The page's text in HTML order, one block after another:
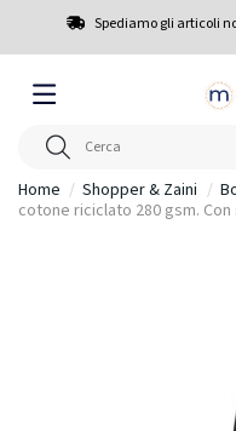
Spediamo gli articoli
Home Shopper & Zaini
cotone riciclato 280 gsm.